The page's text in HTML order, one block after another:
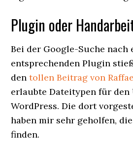
Plugin oder
Bei der Google-Suche nach
entsprechenden Plugin
dentollen Beitrag von
erlaubte Dateitypen für den
WordPress. Die dort
haben mir sehr geholfen,
finden.